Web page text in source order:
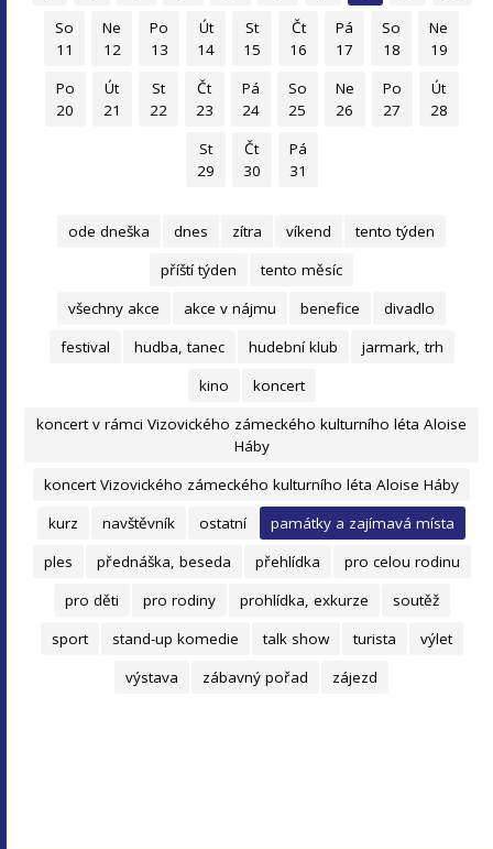
So
11
Ne
12
Po
13
Út
14
St
15
Čt
16
Pá
17
So
18
Ne
19
Po
20
Út
21
St
22
Čt
23
Pá
24
So
25
Ne
26
Po
27
Út
28
St
29
Čt
30
Pá
31
ode dneška dnes zítra víkend
tento týden
příští týden
tento měsíc
všechny akce
akce v nájmu benefice
divadlo
festival
hudba, tanec hudební klub
jarmark, trh
kino
koncert
koncert v rámci Vizovického zámeckého kulturního léta Aloise
Háby
koncert Vizovického zámeckého kulturního léta Aloise Háby
kurz
navštěvník ostatní
památky a zajímavá místa
ples
přednáška, beseda přehlídka
pro celou rodinu
pro děti
pro rodiny prohlídka, exkurze
soutěž
sport
stand-up komedie talk show turista
výlet
výstava
zábavný pořad zájezd